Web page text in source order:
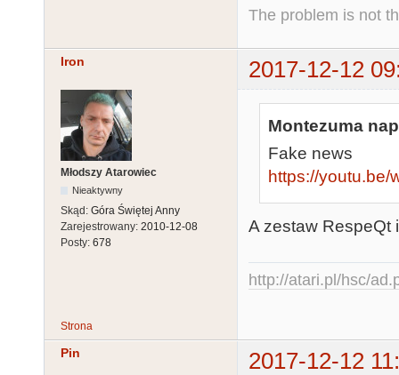
The problem is not
Iron 2017-12-12
Młodszy Atarowiec
Nieaktywny
Skąd: Góra Świętej Anny
Zarejestrowany: 2010-12-08
Posty: 678
Montezuma
Fake news
https://youtu.be/
A zestaw RespeQt
http://atari.pl/hsc/
Strona
Pin
2017-12-12